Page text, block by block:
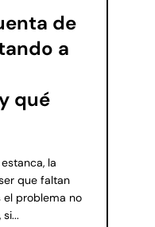
de
a
qué
la
que faltan
el problema no